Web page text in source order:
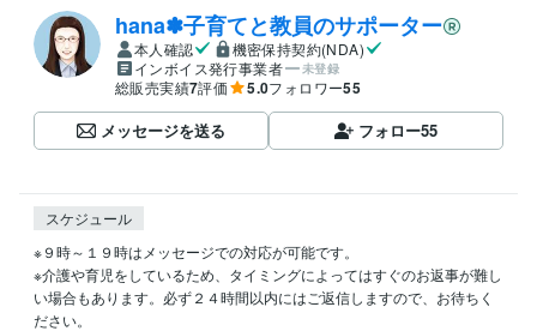
hana✽子育てと教員のサポーター
本人確認
機密保持契約(NDA)
インボイス発行事業者
未登録
総販売実績7評価 5.0フォロワー55
メッセージを送る フォロー55
スケジュール
※９時～１９時はメッセージでの対応が可能です。
※介護や育児をしているため、タイミングによってはすぐのお返事が難し
い場合もあります。必ず２４時間以内にはご返信しますので、お待ちく
ださい。